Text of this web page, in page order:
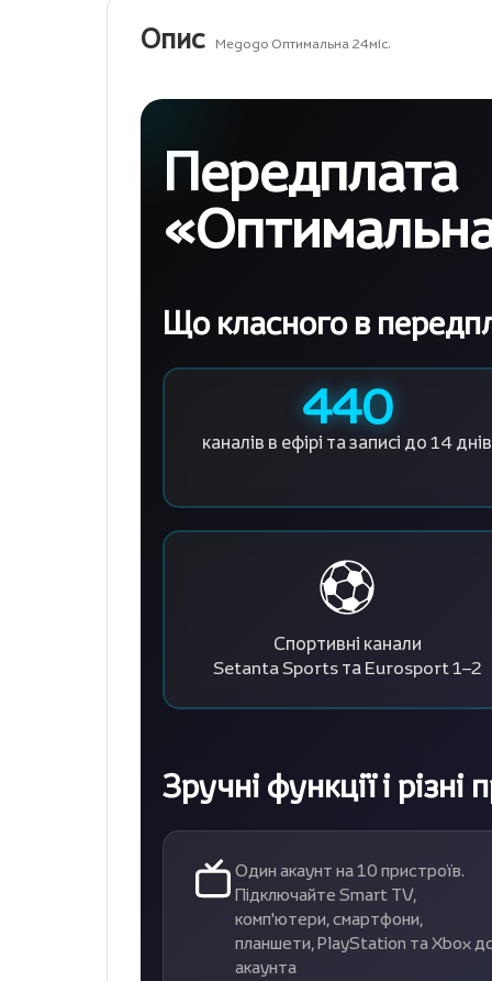
Опис Megogo Оптимальна 24міс.
Передплата
Що класного в
440
каналів в ефірі та записі до 14 днів
Спортивні канали
Setanta Sports та Eurosport 1–2
Зручні функції і різні
Один акаунт на 10 пристроїв.
Підключайте Smart TV,
комп'ютери, смартфони,
планшети, PlayStation та Xbox
акаунта